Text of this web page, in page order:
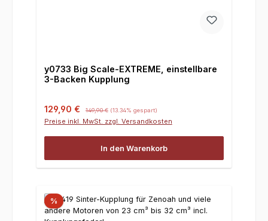
y0733 Big Scale-EXTREME, einstellbare
3-Backen Kupplung
Verkaufspreis:
129,90 € 149,90 € (13.34% gespart)
Preise inkl. MwSt. zzgl. Versandkosten
In den Warenkorb
%